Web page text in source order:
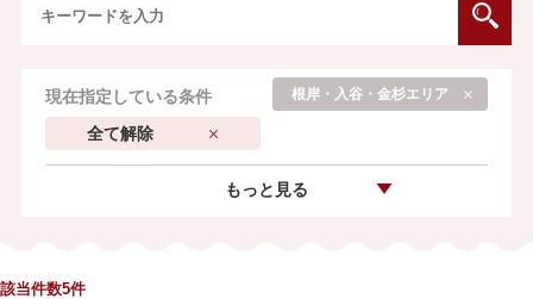
現在指定している条件 根岸・入谷・金杉エリア
全て解除
もっと見る
該当件数5件